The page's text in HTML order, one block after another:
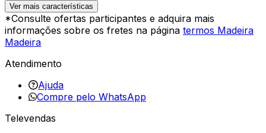
Ver mais características
*Consulte ofertas participantes e adquira mais
informações sobre os fretes na página termos Madeira
Madeira
Atendimento
Ajuda
Compre pelo WhatsApp
Televendas